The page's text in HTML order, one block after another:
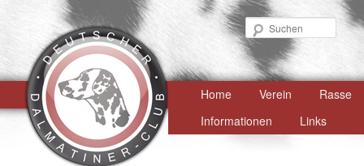
Hauptmenü
Zum
primären
Home Verein
Rasse
Informationen
Links